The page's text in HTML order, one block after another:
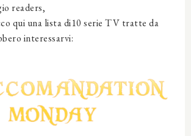
readers,
qui una lista di10 serie TV tratte da
interessarvi: